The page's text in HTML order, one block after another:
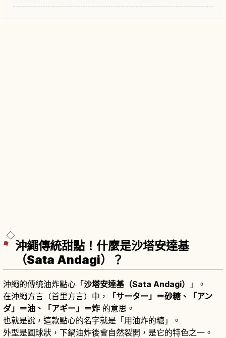
沖繩傳統甜點！什麼是沙塔安達基
（Sata Andagi）？
沖繩的傳統油炸點心「沙塔安達基（Sata Andagi）
」。
在沖繩方言（首里方言）中，
「サーター」＝砂糖、「アン
ダ」＝油、「アギー」＝炸 的意思。
也就是說，這款點心的名字就是「用油炸的糖」。
外型是圓球狀，下鍋油炸後會自然裂開，是它的特色之一。